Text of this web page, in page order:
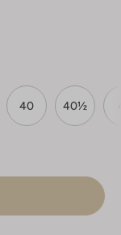
40 40½